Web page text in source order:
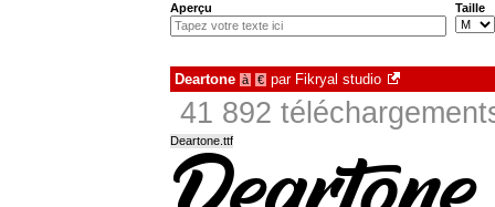
Aperçu Taille
Deartone à € par Fikryal studio
41 892
Deartone.ttf